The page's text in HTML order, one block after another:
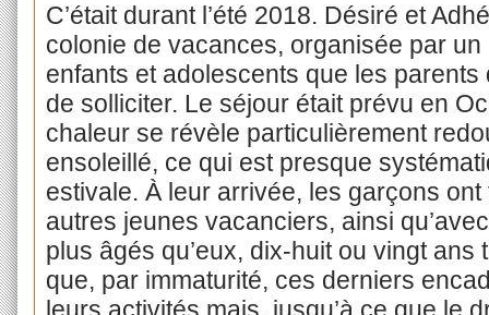
C’était durant l’été 2018. Désiré et
colonie de vacances, organisée par
enfants et adolescents que les parents
de solliciter. Le séjour était prévu en
chaleur se révèle particulièrement
ensoleillé, ce qui est presque
estivale. À leur arrivée, les garçons
autres jeunes vacanciers, ainsi
plus âgés qu’eux, dix-huit ou vingt
que, par immaturité, ces derniers